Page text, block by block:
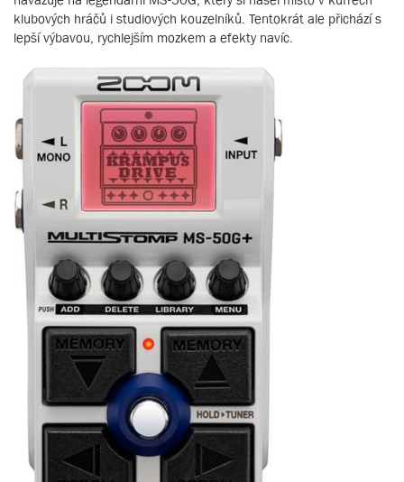
klubových hráčů i studiových kouzelníků. Tentokrát ale přichází s
lepší výbavou, rychlejším mozkem a efekty navíc.